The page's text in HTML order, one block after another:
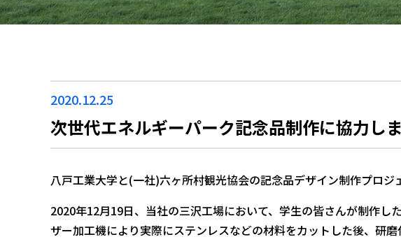
2020.12.25
次世代エネルギーパーク記念品制作に協力し
八戸工業大学と(一社)六ヶ所村観光協会の記念品デザイン制作プロジ
2020年12月19日、当社の三沢工場において、学生の皆さんが制作し
ザー加工機により実際にステンレスなどの材料をカットした後、研磨